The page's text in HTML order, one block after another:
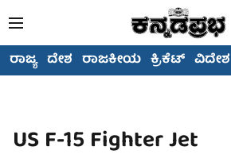
ರಾಜ್ಯ ದೇಶ ರಾಜಕೀಯ ಕ್ರಿಕೆಟ್ ವಿದೇಶ
US F-15 Fighter Jet